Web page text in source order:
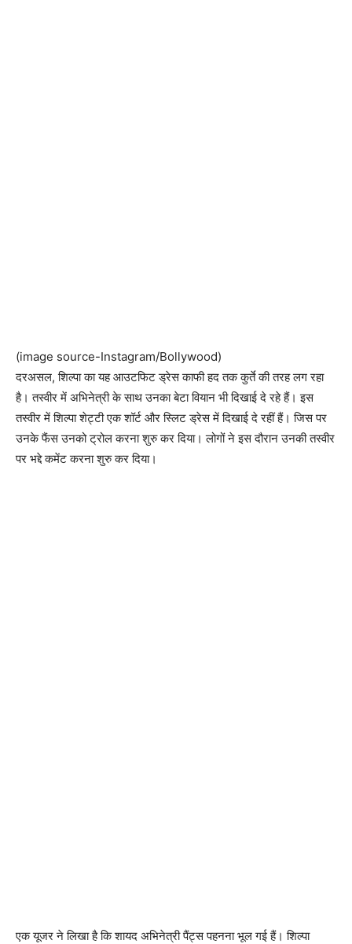
(image source-Instagram/Bollywood)
दरअसल, शिल्पा का यह आउटफिट ड्रेस काफी हद तक कुर्ते की तरह लग रहा
है। तस्वीर में अभिनेत्री के साथ उनका बेटा वियान भी दिखाई दे रहे हैं। इस
तस्वीर में शिल्पा शेट्टी एक शॉर्ट और स्लिट ड्रेस में दिखाई दे रहीं हैं। जिस पर
उनके फैंस उनको ट्रोल करना शुरु कर दिया। लोगों ने इस दौरान उनकी तस्वीर
पर भद्दे कमेंट करना शुरु कर दिया।
एक यूजर ने लिखा है कि शायद अभिनेत्री पैंट्स पहनना भूल गई हैं। शिल्पा